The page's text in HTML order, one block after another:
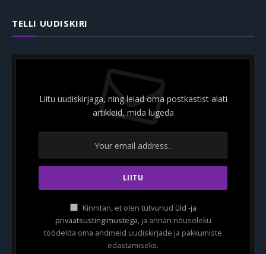
TELLI UUDISKIRI
Liitu uudiskirjaga, ning leiad oma postkastist alati
artikleid, mida lugeda
Kinnitan, et olen tutvunud üld -ja
privaatsustingimustega, ja annan nõusoleku
töödelda oma andmeid uudiskirjade ja pakkumiste
edastamiseks.